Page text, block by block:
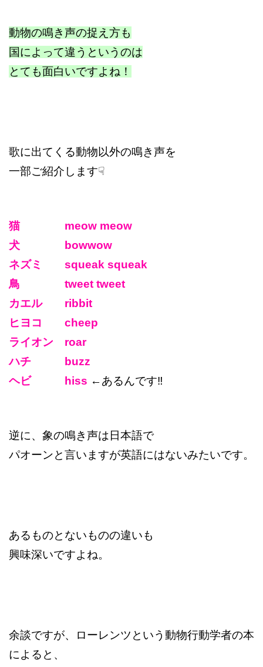
動物の鳴き声の捉え方も
国によって違うというのは
とても面白いですよね！
歌に出てくる動物以外の鳴き声を
一部ご紹介します☟
猫 meow meow
犬 bowwow
ネズミ squeak squeak
鳥 tweet tweet
カエル ribbit
ヒヨコ cheep
ライオン roar
ハチ buzz
ヘビ hiss ←あるんです‼︎
逆に、象の鳴き声は日本語で
パオーンと言いますが英語にはないみたいです。
あるものとないものの違いも
興味深いですよね。
余談ですが、ローレンツという動物行動学者の本
によると、